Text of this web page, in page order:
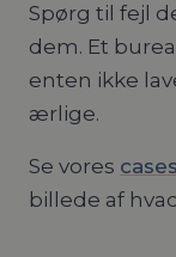
Spørg til fejl
dem. Et
enten ikke
ærlige.
Se vores cases
billede af